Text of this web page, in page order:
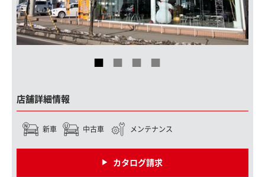
店舗詳細情報
新車 中古車 メンテナンス
カタログ請求